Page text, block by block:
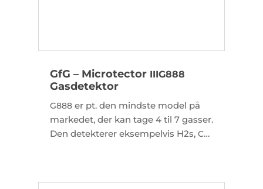
GfG – Microtector IIIG888
Gasdetektor
G888er pt. den mindste model på
markedet, der kan tage 4 til 7 gasser.
Den detekterer eksempelvis H2s, CO